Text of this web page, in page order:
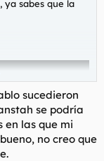
ya sabes que la
sucedieron
se podría
en las que mi
no creo que